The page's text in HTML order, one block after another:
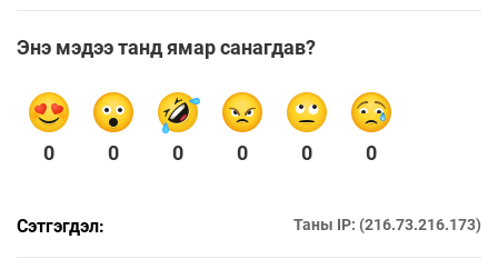
Энэ мэдээ танд ямар санагдав?
0 0 0 0 0 0
Сэтгэгдэл: Таны IP: (216.73.216.173)